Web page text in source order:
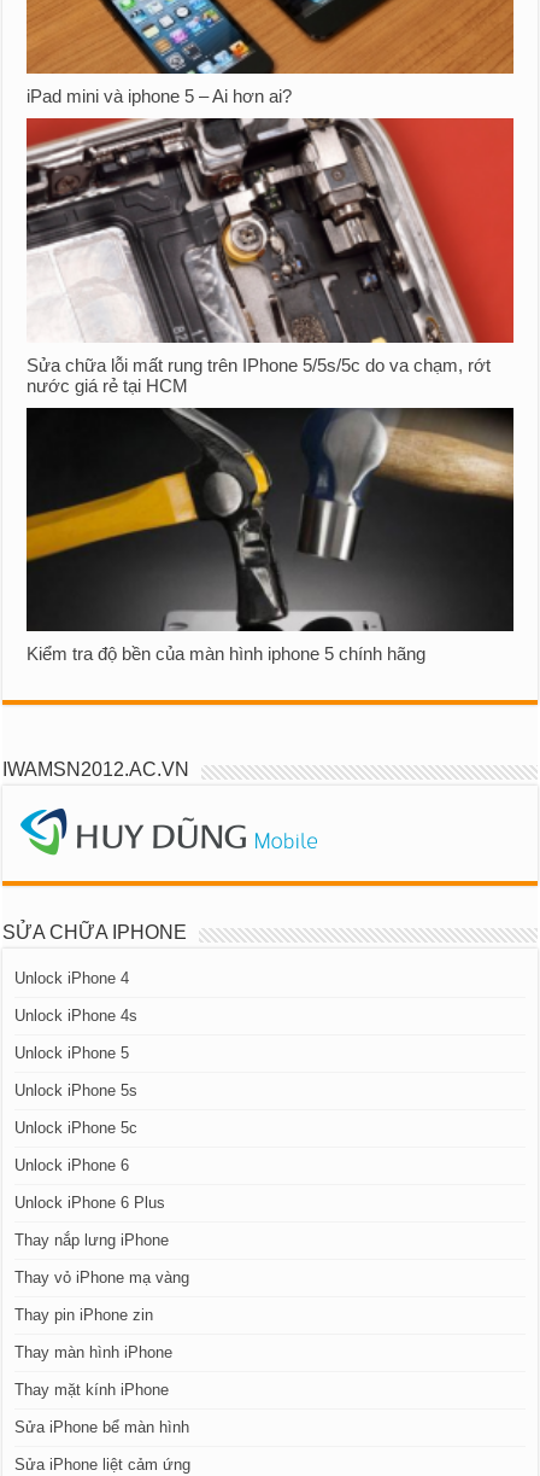
iPad mini và iphone 5 – Ai hơn ai?
Sửa chữa lỗi mất rung trên IPhone 5/5s/5c do va chạm, rớt
nước giá rẻ tại HCM
Kiểm tra độ bền của màn hình iphone 5 chính hãng
IWAMSN2012.AC.VN
SỬA CHỮA IPHONE
Unlock iPhone 4
Unlock iPhone 4s
Unlock iPhone 5
Unlock iPhone 5s
Unlock iPhone 5c
Unlock iPhone 6
Unlock iPhone 6 Plus
Thay nắp lưng iPhone
Thay vỏ iPhone mạ vàng
Thay pin iPhone zin
Thay màn hình iPhone
Thay mặt kính iPhone
Sửa iPhone bể màn hình
Sửa iPhone liệt cảm ứng